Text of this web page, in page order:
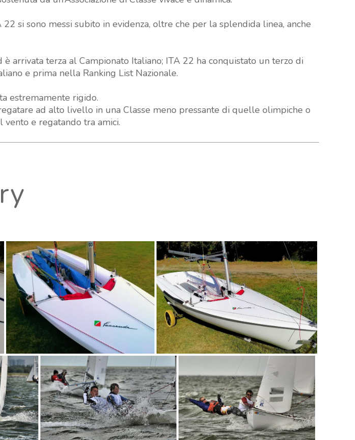
si sono messi subito in evidenza, oltre che per la splendida linea, anche
arrivata terza al Campionato Italiano; ITA 22 ha conquistato un terzo di
e prima nella Ranking List Nazionale.
estremamente rigido.
ad alto livello in una Classe meno pressante di quelle olimpiche o
vento e regatando tra amici.